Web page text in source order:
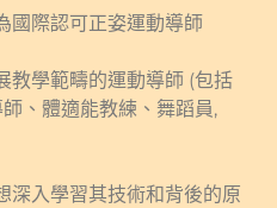
國際認可正姿運動導師
教學範疇的運動導師 (包括
、體適能教練、舞蹈員,
深入學習其技術和背後的原